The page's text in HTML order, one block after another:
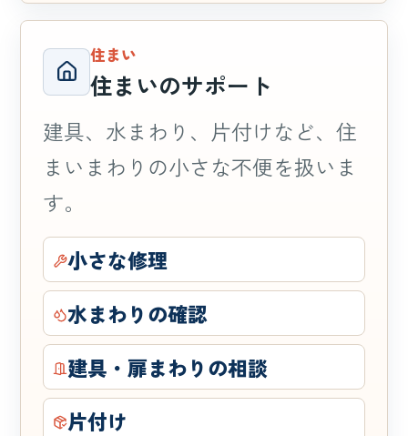
住まい
住まいのサポート
建具、水まわり、片付けなど、住
まいまわりの小さな不便を扱いま
す。
小さな修理
水まわりの確認
建具・扉まわりの相談
片付け